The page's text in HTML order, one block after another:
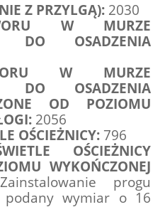
Z PRZYLGĄ): 2030
W MURZE
DO OSADZENIA
W MURZE
DO OSADZENIA
OD POZIOMU
2056
OŚCIEŻNICY: 796
OŚCIEŻNICY
WYKOŃCZONEJ
progu
podany wymiar o 16